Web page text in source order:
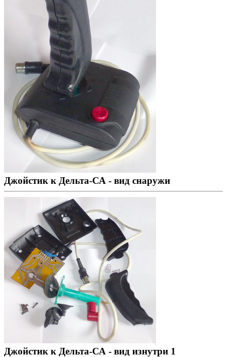
Джойстик к Дельта-СА - вид снаружи
Джойстик к Дельта-СА - вид изнутри 1